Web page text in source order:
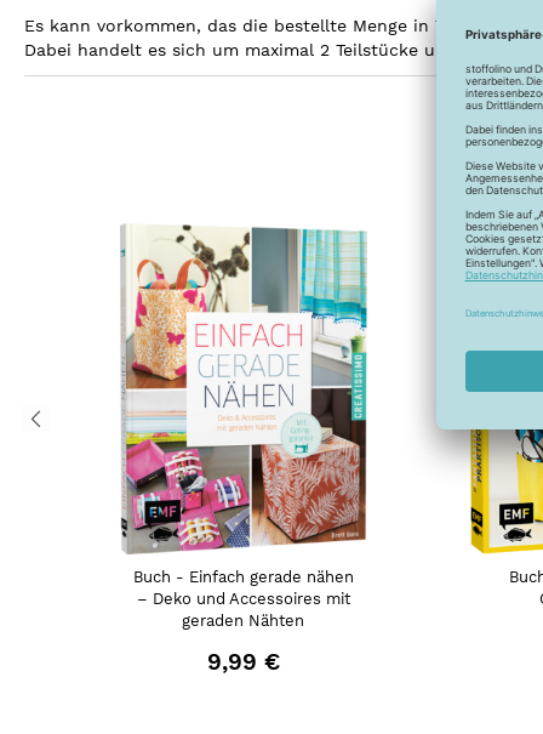
Es kann vorkommen, das die bestellte Menge in Teilstücke
Dabei handelt es sich um maximal 2 Teilstücke und keines
Buch - Einfach gerade nähen
– Deko und Accessoires mit
geraden Nähten
9,99 €